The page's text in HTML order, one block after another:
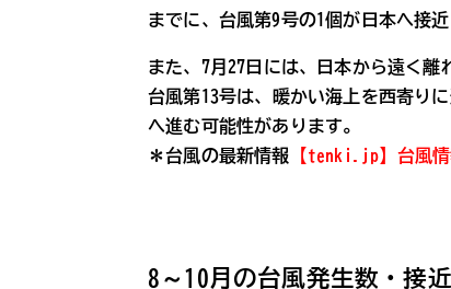
までに、台風第9号の1個が日本へ接近
また、7月27日には、日本から遠く離
台風第13号は、暖かい海上を西寄り
へ進む可能性があります。
＊台風の最新情報 【tenki.jp】台風
8～10月の台風発生数・接